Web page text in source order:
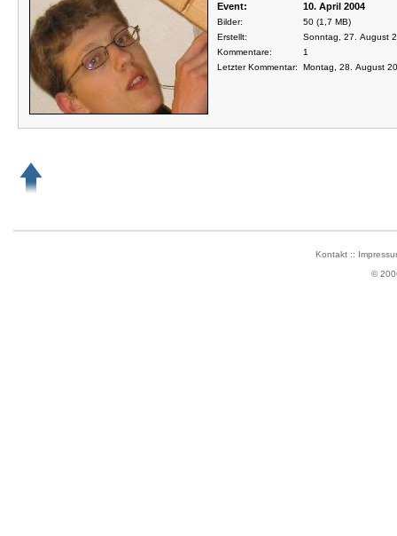
Event: 10. April 2004
Bilder:
50 (1,7 MB)
Erstellt:
Sonntag, 27. August
Kommentare:
1
Letzter Kommentar:
Montag, 28. August
Kontakt::
©